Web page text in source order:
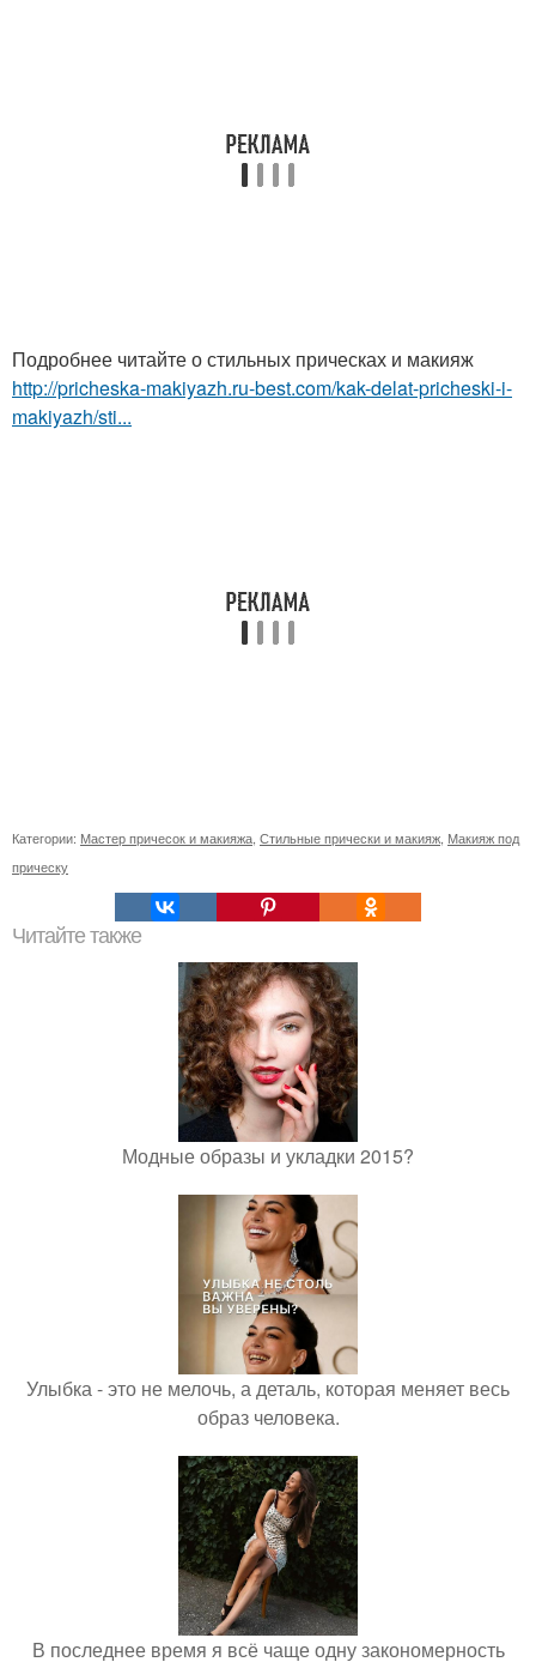
Подробнее читайте о стильных прическах и макияж
http://pricheska-makiyazh.ru-best.com/kak-delat-pricheski-i-
makiyazh/sti...
Категории: Мастер причесок и макияжа Стильные прически и макияж Макияж под
прическу
Читайте также
Модные образы и укладки 2015?
Улыбка - это не мелочь, а деталь, которая меняет весь
образ человека.
В последнее время я всё чаще одну закономерность